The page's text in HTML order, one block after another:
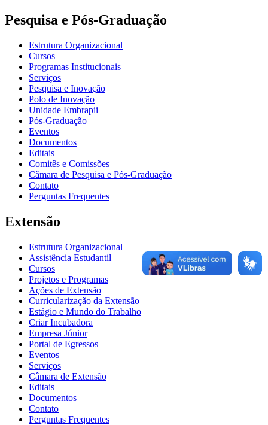
Pesquisa e Pós-Graduação
Estrutura Organizacional
Cursos
Programas Institucionais
Serviços
Pesquisa e Inovação
Polo de Inovação
Unidade Embrapii
Pós-Graduação
Eventos
Documentos
Editais
Comitês e Comissões
Câmara de Pesquisa e Pós-Graduação
Contato
Perguntas Frequentes
Extensão
Estrutura Organizacional
Assistência Estudantil
Cursos
Projetos e Programas
Ações de Extensão
Curricularização da Extensão
Estágio e Mundo do Trabalho
Criar Incubadora
Empresa Júnior
Portal de Egressos
Eventos
Serviços
Câmara de Extensão
Editais
Documentos
Contato
Perguntas Frequentes